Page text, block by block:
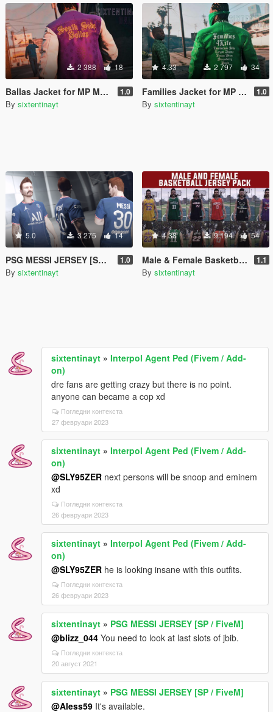
2 388 18
Ballas Jacket for MP Male (2/6) 1.0
By sixtentinayt
4.33 2 797 34
Families Jacket for MP Male (1/6) 1.0
By sixtentinayt
5.0 3 275 14
PSG MESSI JERSEY [SP / FiveM] 1.0
By sixtentinayt
4.38 9 194 54
Male & Female Basketball Jersey Pack 1.1
By sixtentinayt
sixtentinayt » Interpol Agent Ped (Fivem / Add-
on)
dre fans are getting crazy but there is no point.
anyone can became a cop xd
Погледни контекста
27 февруари 2023
sixtentinayt » Interpol Agent Ped (Fivem / Add-
on)
@SLY95ZER next persons will be snoop and eminem
xd
Погледни контекста
26 февруари 2023
sixtentinayt » Interpol Agent Ped (Fivem / Add-
on)
@SLY95ZER he is looking insane with this outfits.
Погледни контекста
26 февруари 2023
sixtentinayt » PSG MESSI JERSEY [SP / FiveM]
@blizz_044 You need to look at last slots of jbib.
Погледни контекста
20 август 2021
sixtentinayt » PSG MESSI JERSEY [SP / FiveM]
@Aless59 It's available.